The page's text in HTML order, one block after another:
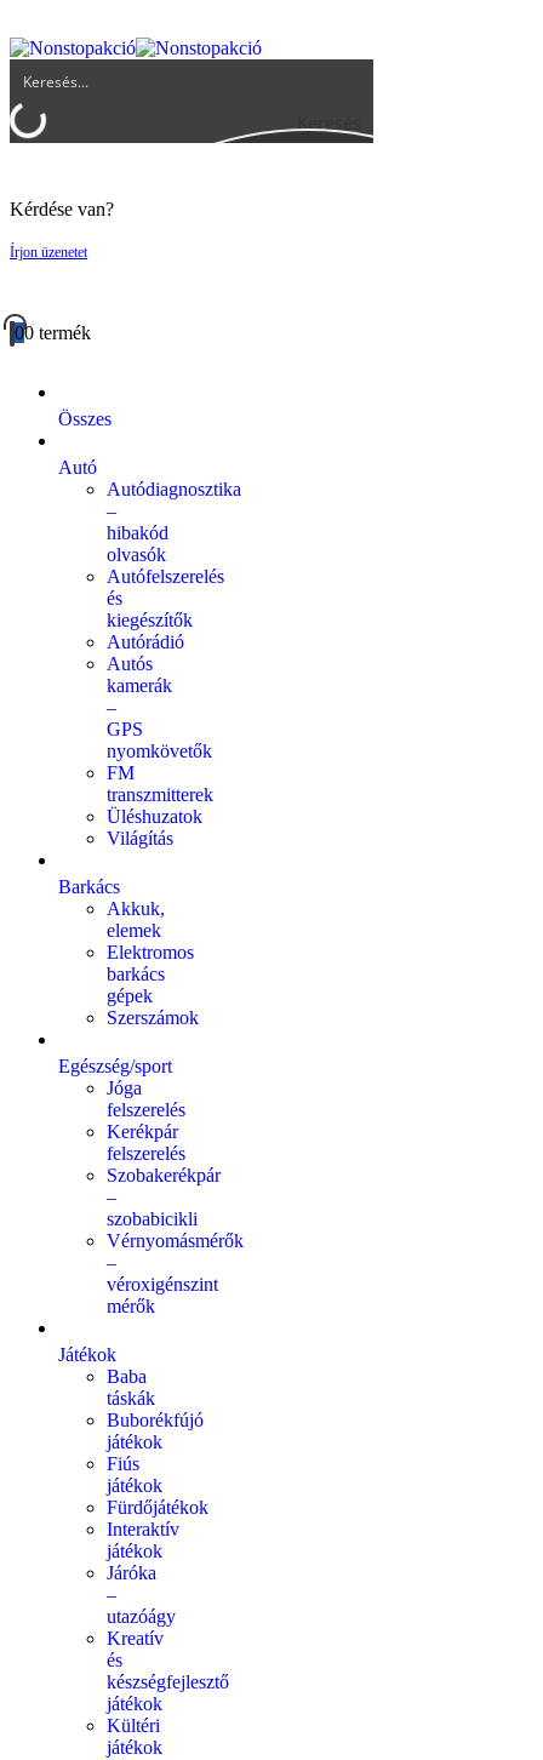
Keresés
Kérdése van?
Írjon üzenetet
00 termék
Összes
Autó
Autódiagnosztika
–
hibakód
olvasók
Autófelszerelés
és
kiegészítők
Autórádió
Autós
kamerák
–
GPS
nyomkövetők
FM
transzmitterek
Üléshuzatok
Világítás
Barkács
Akkuk,
elemek
Elektromos
barkács
gépek
Szerszámok
Egészség/sport
Jóga
felszerelés
Kerékpár
felszerelés
Szobakerékpár
–
szobabicikli
Vérnyomásmérők
–
véroxigénszint
mérők
Játékok
Baba
táskák
Buborékfújó
játékok
Fiús
játékok
Fürdőjátékok
Interaktív
játékok
Járóka
–
utazóágy
Kreatív
és
készségfejlesztő
játékok
Kültéri
játékok